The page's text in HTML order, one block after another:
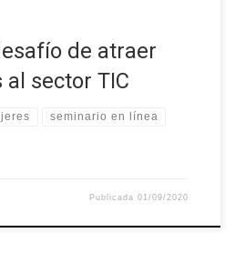
de atraer
sector TIC
seminario en línea
Publicada01/09/2020